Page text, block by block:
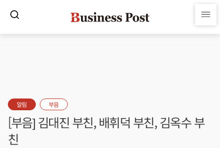
알림 부음
[부음] 김대진 부친, 배휘덕 부친, 김옥수 부
친